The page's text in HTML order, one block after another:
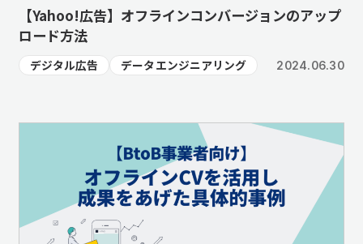
【Yahoo!広告】オフラインコンバージョンのアップ
ロード方法
デジタル広告 データエンジニアリング 2024.06.30